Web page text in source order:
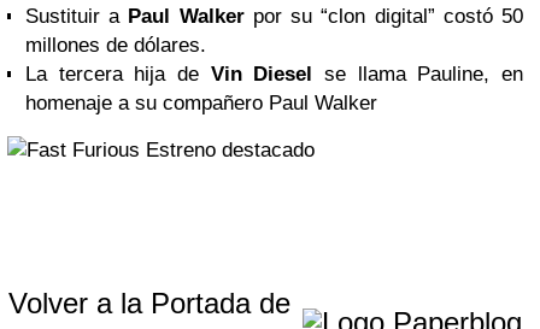
Sustituir a Paul Walkerpor su “clon digital” costó 50
millones de dólares.
La tercera hija de Vin Diesel se llama Pauline, en
homenaje a su compañero Paul Walker
Volver a la Portada de